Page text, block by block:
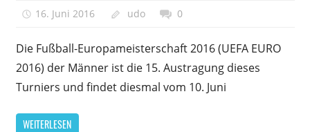
16. Juni 2016 udo 0
Die Fußball-Europameisterschaft 2016 (UEFA EURO
2016) der Männer ist die 15. Austragung dieses
Turniers und findet diesmal vom 10. Juni
WEITERLESEN